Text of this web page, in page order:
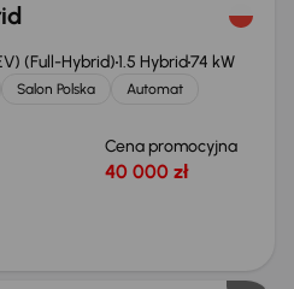
(Full-Hybrid)1.5 Hybrid74 kW
Salon Polska
Automat
Cena promocyjna
40 000 zł